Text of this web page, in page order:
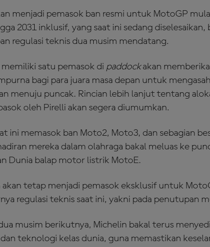
menjadi pemasok ban resmi untuk MotoGP
2031 inklusif, yang saat ini sedang
regulasi teknis dua musim mendatang.
satu pemasok di paddockakan
bagi para juara masa depan untuk
menuju puncak. Rincian lebih lanjut tentang
oleh Pirelli akan segera diumumkan.
ini memasok ban Moto2, Moto3, dan sebagian
mereka dalam olahraga bakal meluas ke
Dunia balap motor listrik MotoE.
akan tetap menjadi pemasok eksklusif untuk
regulasi teknis saat ini, yakni pada penutupan
musim berikutnya, Michelin bakal terus
teknologi kelas dunia, guna memastikan